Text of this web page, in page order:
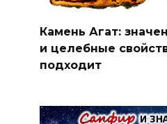
Камень Агат:
и целебные
подходит